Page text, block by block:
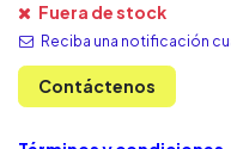
Fuera de stock
Reciba una notificación
Contáctenos